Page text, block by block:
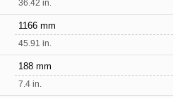
36.42 in.
1166 mm
45.91 in.
188 mm
7.4 in.